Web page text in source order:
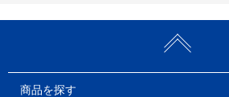
商品を探す